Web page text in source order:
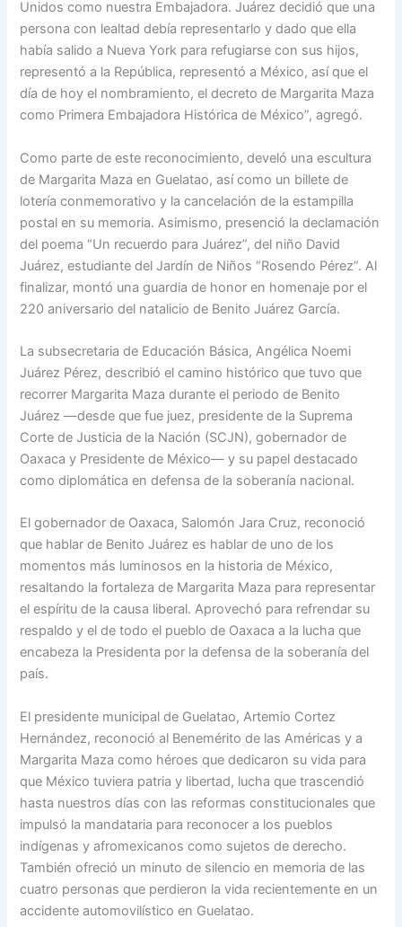
Unidos como nuestra Embajadora. Juárez decidió que una
persona con lealtad debía representarlo y dado que ella
había salido a Nueva York para refugiarse con sus hijos,
representó a la República, representó a México, así que el
día de hoy el nombramiento, el decreto de Margarita Maza
como Primera Embajadora Histórica de México”, agregó.
Como parte de este reconocimiento, develó una escultura
de Margarita Maza en Guelatao, así como un billete de
lotería conmemorativo y la cancelación de la estampilla
postal en su memoria. Asimismo, presenció la declamación
del poema “Un recuerdo para Juárez”, del niño David
Juárez, estudiante del Jardín de Niños “Rosendo Pérez”. Al
finalizar, montó una guardia de honor en homenaje por el
220 aniversario del natalicio de Benito Juárez García.
La subsecretaria de Educación Básica, Angélica Noemi
Juárez Pérez, describió el camino histórico que tuvo que
recorrer Margarita Maza durante el periodo de Benito
Juárez —desde que fue juez, presidente de la Suprema
Corte de Justicia de la Nación (SCJN), gobernador de
Oaxaca y Presidente de México— y su papel destacado
como diplomática en defensa de la soberanía nacional.
El gobernador de Oaxaca, Salomón Jara Cruz, reconoció
que hablar de Benito Juárez es hablar de uno de los
momentos más luminosos en la historia de México,
resaltando la fortaleza de Margarita Maza para representar
el espíritu de la causa liberal. Aprovechó para refrendar su
respaldo y el de todo el pueblo de Oaxaca a la lucha que
encabeza la Presidenta por la defensa de la soberanía del
país.
El presidente municipal de Guelatao, Artemio Cortez
Hernández, reconoció al Benemérito de las Américas y a
Margarita Maza como héroes que dedicaron su vida para
que México tuviera patria y libertad, lucha que trascendió
hasta nuestros días con las reformas constitucionales que
impulsó la mandataria para reconocer a los pueblos
indígenas y afromexicanos como sujetos de derecho.
También ofreció un minuto de silencio en memoria de las
cuatro personas que perdieron la vida recientemente en un
accidente automovilístico en Guelatao.